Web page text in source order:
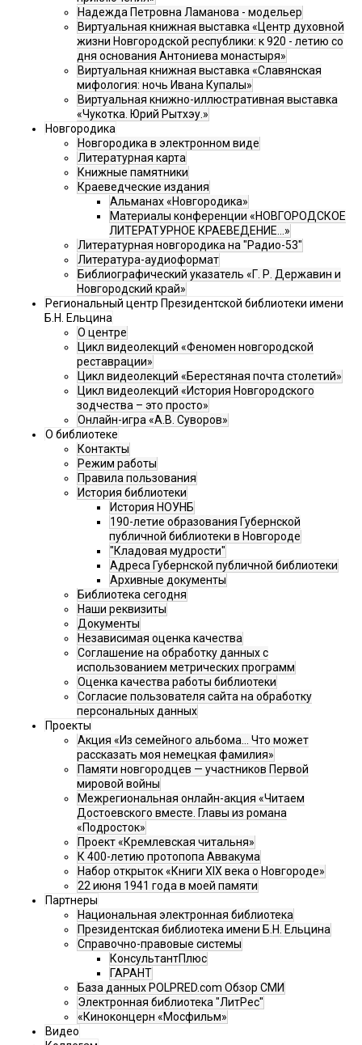
Надежда Петровна Ламанова - модельер
Виртуальная книжная выставка «Центр духовной
жизни Новгородской республики: к 920 - летию со
дня основания Антониева монастыря»
Виртуальная книжная выставка «Славянская
мифология: ночь Ивана Купалы»
Виртуальная книжно-иллюстративная выставка
«Чукотка. Юрий Рытхэу.»
Новгородика
Новгородика в электронном виде
Литературная карта
Книжные памятники
Краеведческие издания
Альманах «Новгородика»
Материалы конференции «НОВГОРОДСКОЕ
ЛИТЕРАТУРНОЕ КРАЕВЕДЕНИЕ...»
Литературная новгородика на "Радио-53"
Литература-аудиоформат
Библиографический указатель «Г. Р. Державин и
Новгородский край»
Региональный центр Президентской библиотеки имени
Б.Н. Ельцина
О центре
Цикл видеолекций «Феномен новгородской
реставрации»
Цикл видеолекций «Берестяная почта столетий»
Цикл видеолекций «История Новгородского
зодчества – это просто»
Онлайн-игра «А.В. Суворов»
О библиотеке
Контакты
Режим работы
Правила пользования
История библиотеки
История НОУНБ
190-летие образования Губернской
публичной библиотеки в Новгороде
"Кладовая мудрости"
Адреса Губернской публичной библиотеки
Архивные документы
Библиотека сегодня
Наши реквизиты
Документы
Независимая оценка качества
Соглашение на обработку данных с
использованием метрических программ
Оценка качества работы библиотеки
Согласие пользователя сайта на обработку
персональных данных
Проекты
Акция «Из семейного альбома... Что может
рассказать моя немецкая фамилия»
Памяти новгородцев — участников Первой
мировой войны
Межрегиональная онлайн-акция «Читаем
Достоевского вместе. Главы из романа
«Подросток»
Проект «Кремлевская читальня»
К 400-летию протопопа Аввакума
Набор открыток «Книги XIX века о Новгороде»
22 июня 1941 года в моей памяти
Партнеры
Национальная электронная библиотека
Президентская библиотека имени Б.Н. Ельцина
Справочно-правовые системы
КонсультантПлюс
ГАРАНТ
База данных POLPRED.com Обзор СМИ
Электронная библиотека "ЛитРес"
«Киноконцерн «Мосфильм»
Видео